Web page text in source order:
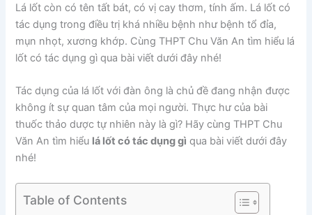
Lá lốt còn có tên tất bát, có vị cay thơm, tính ấm. Lá lốt có
tác dụng trong điều trị khá nhiều bệnh như bệnh tổ đỉa,
mụn nhọt, xương khớp. Cùng THPT Chu Văn An tìm hiểu lá
lốt có tác dụng gì qua bài viết dưới đây nhé!
Tác dụng của lá lốt với đàn ông là chủ đề đang nhận được
không ít sự quan tâm của mọi người. Thực hư của bài
thuốc thảo dược tự nhiên này là gì? Hãy cùng THPT Chu
Văn An tìm hiểu lá lốt có tác dụng gì qua bài viết dưới đây
nhé!
Table of Contents